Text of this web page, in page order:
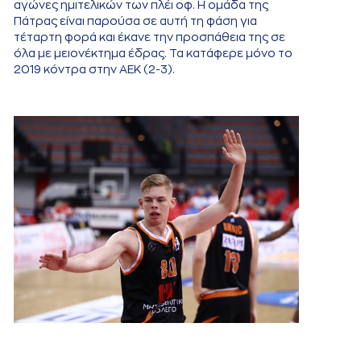
αγώνες ημιτελικών των πλέι οφ. Η ομάδα της
Πάτρας είναι παρούσα σε αυτή τη φάση για
τέταρτη φορά και έκανε την προσπάθεια της σε
όλα με μειονέκτημα έδρας. Τα κατάφερε μόνο το
2019 κόντρα στην ΑΕΚ (2-3).